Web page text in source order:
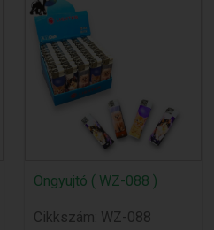
Öngyujtó ( WZ-088 )
Cikkszám: WZ-088